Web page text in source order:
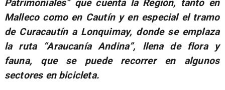
Patrimoniales” que cuenta la Región, tanto en
Malleco como en Cautín y en especial el tramo
de Curacautín a Lonquimay, donde se emplaza
la ruta “Araucanía Andina”, llena de flora y
fauna, que se puede recorrer en algunos
sectores en bicicleta.